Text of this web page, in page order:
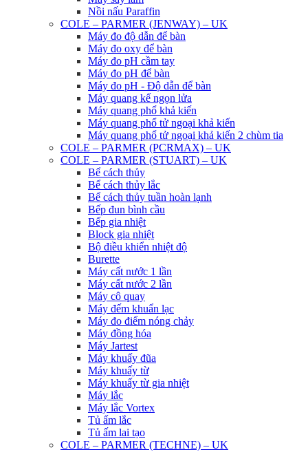
Nồi nấu Paraffin
COLE – PARMER (JENWAY) – UK
Máy đo độ dẫn để bàn
Máy đo oxy để bàn
Máy đo pH cầm tay
Máy đo pH để bàn
Máy đo pH - Độ dẫn để bàn
Máy quang kế ngọn lửa
Máy quang phổ khả kiến
Máy quang phổ tử ngoại khả kiến
Máy quang phổ tử ngoại khả kiến 2 chùm tia
COLE – PARMER (PCRMAX) – UK
COLE – PARMER (STUART) – UK
Bể cách thủy
Bể cách thủy lắc
Bể cách thủy tuần hoàn lạnh
Bếp đun bình cầu
Bếp gia nhiệt
Block gia nhiệt
Bộ điều khiển nhiệt độ
Burette
Máy cất nước 1 lần
Máy cất nước 2 lần
Máy cô quay
Máy đếm khuẩn lạc
Máy đo điểm nóng chảy
Máy đồng hóa
Máy Jartest
Máy khuấy đũa
Máy khuấy từ
Máy khuấy từ gia nhiệt
Máy lắc
Máy lắc Vortex
Tủ ấm lắc
Tủ ấm lai tạo
COLE – PARMER (TECHNE) – UK